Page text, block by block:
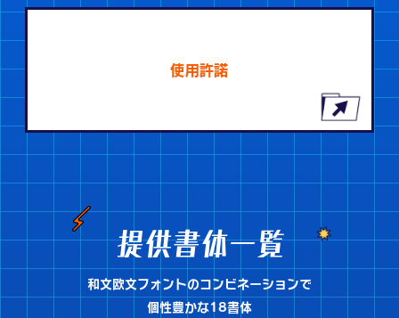
使用許諾
提供書体一覧
和文欧文フォントのコンビネーションで
個性豊かな18書体